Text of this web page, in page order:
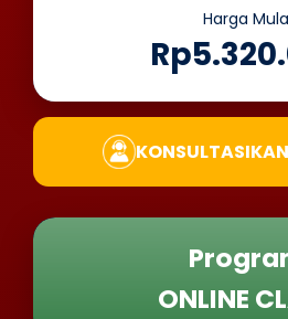
Harga
ONLINE